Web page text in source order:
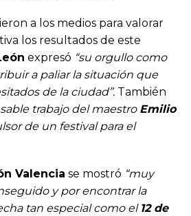
a los medios para valorar
los resultados de este
expresó “su orgullo como
a paliar la situación que
de la ciudad”. También
trabajo del maestro Emilio
de un festival para el
Valencia se mostró “muy
y por encontrar la
tan especial como el 12 de